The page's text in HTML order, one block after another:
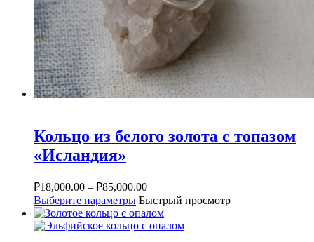
Кольцо из белого золота с топазом
«Исландия»
₽18,000.00 – ₽85,000.00
Выберите параметры Быстрый просмотр